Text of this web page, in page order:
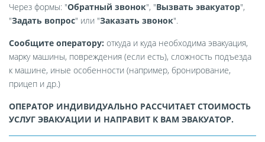
Через формы: "Обратный звонок", "Вызвать эвакуатор",
"Задать вопрос" или "Заказать звонок".
Сообщите оператору: откуда и куда необходима эвакуация,
марку машины, повреждения (если есть), сложность подъезда
к машине, иные особенности (например, бронирование,
прицеп и др.)
ОПЕРАТОР ИНДИВИДУАЛЬНО РАССЧИТАЕТ СТОИМОСТЬ
УСЛУГ ЭВАКУАЦИИ И НАПРАВИТ К ВАМ ЭВАКУАТОР.